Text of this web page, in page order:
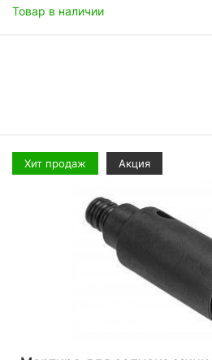
Товар в наличии
Хит продаж Акция